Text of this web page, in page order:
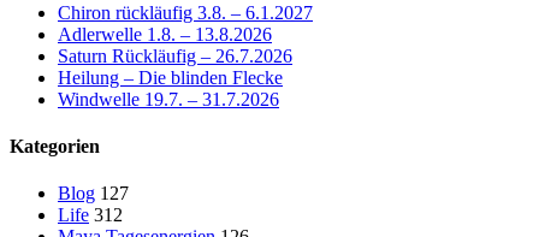
Chiron rückläufig 3.8. – 6.1.2027
Adlerwelle 1.8. – 13.8.2026
Saturn Rückläufig – 26.7.2026
Heilung – Die blinden Flecke
Windwelle 19.7. – 31.7.2026
Kategorien
Blog 127
Life 312